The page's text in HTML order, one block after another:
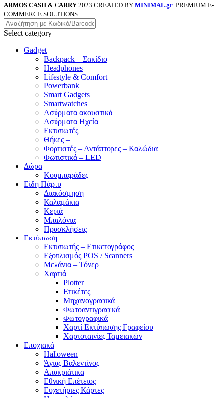
ARMOS CASH & CARRY 2023 CREATED BY MINIMAL.gr. PREMIUM E-
COMMERCE SOLUTIONS.
Select category
Gadget
Backpack – Σακίδιο
Headphones
Lifestyle & Comfort
Powerbank
Smart Gadgets
Smartwatches
Ασύρματα ακουστικά
Ασύρματα Ηχεία
Εκτυπωτές
Θήκες –
Φορτιστές – Αντάπτορες – Καλώδια
Φωτιστικά – LED
Δώρα
Κουμπαράδες
Είδη Πάρτυ
Διακόσμηση
Καλαμάκια
Κεριά
Μπαλόνια
Προσκλήσεις
Εκτύπωση
Εκτυπωτής – Ετικετογράφος
Εξοπλισμός POS / Scanners
Μελάνια – Τόνερ
Χαρτιά
Plotter
Ετικέτες
Μηχανογραφικά
Φωτοαντιγραφικά
Φωτογραφικά
Χαρτί Εκτύπωσης Γραφείου
Χαρτοταινίες Ταμειακών
Εποχιακά
Halloween
Άγιος Βαλεντίνος
Αποκριάτικα
Εθνική Επέτειος
Ευχετήριες Κάρτες